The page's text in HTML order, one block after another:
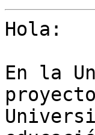
Hola:
En la